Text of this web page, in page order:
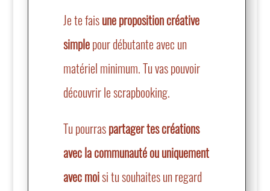
Je te faisune proposition créative
simplepour débutante avec un
matériel minimum. Tu vas pouvoir
découvrir le scrapbooking.
Tu pourraspartager tes créations
avec la communauté ou uniquement
avec moisi tu souhaites un regard